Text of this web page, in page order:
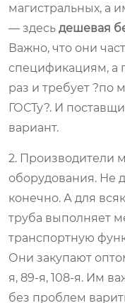
магистральных, а
— здесь дешевая
Важно, что они
спецификациям, а
раз и требует ?по
ГОСТу?. И
вариант.
2. Производители
оборудования. Не
конечно. А для
труба выполняет
транспортную
Они закупают
я, 89-я, 108-я. Им
без проблем